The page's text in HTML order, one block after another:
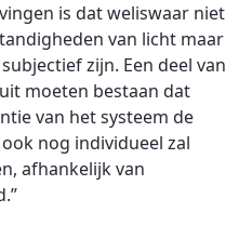
is dat weliswaar niet
van licht maar
zijn. Een deel van
moeten bestaan dat
van het systeem de
nog individueel zal
afhankelijk van